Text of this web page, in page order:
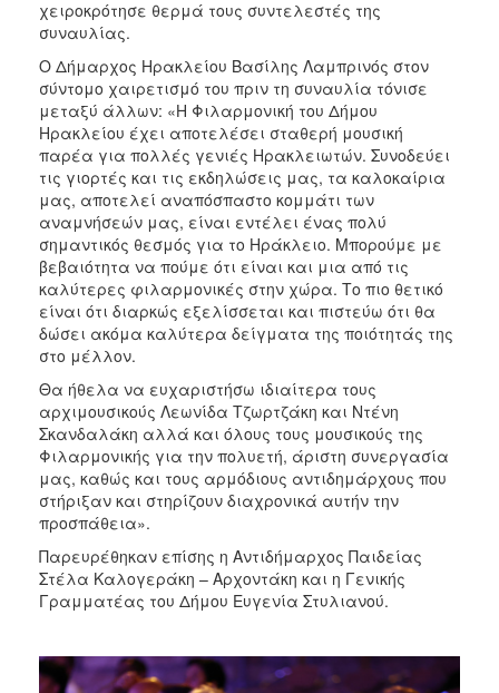
χειροκρότησε θερμά τους συντελεστές της
συναυλίας.
Ο Δήμαρχος Ηρακλείου Βασίλης Λαμπρινός στον
σύντομο χαιρετισμό του πριν τη συναυλία τόνισε
μεταξύ άλλων: «Η Φιλαρμονική του Δήμου
Ηρακλείου έχει αποτελέσει σταθερή μουσική
παρέα για πολλές γενιές Ηρακλειωτών. Συνοδεύει
τις γιορτές και τις εκδηλώσεις μας, τα καλοκαίρια
μας, αποτελεί αναπόσπαστο κομμάτι των
αναμνήσεών μας, είναι εντέλει ένας πολύ
σημαντικός θεσμός για το Ηράκλειο. Μπορούμε με
βεβαιότητα να πούμε ότι είναι και μια από τις
καλύτερες φιλαρμονικές στην χώρα. Το πιο θετικό
είναι ότι διαρκώς εξελίσσεται και πιστεύω ότι θα
δώσει ακόμα καλύτερα δείγματα της ποιότητάς της
στο μέλλον.
Θα ήθελα να ευχαριστήσω ιδιαίτερα τους
αρχιμουσικούς Λεωνίδα Τζωρτζάκη και Ντένη
Σκανδαλάκη αλλά και όλους τους μουσικούς της
Φιλαρμονικής για την πολυετή, άριστη συνεργασία
μας, καθώς και τους αρμόδιους αντιδημάρχους που
στήριξαν και στηρίζουν διαχρονικά αυτήν την
προσπάθεια».
Παρευρέθηκαν επίσης η Αντιδήμαρχος Παιδείας
Στέλα Καλογεράκη – Αρχοντάκη και η Γενικής
Γραμματέας του Δήμου Ευγενία Στυλιανού.